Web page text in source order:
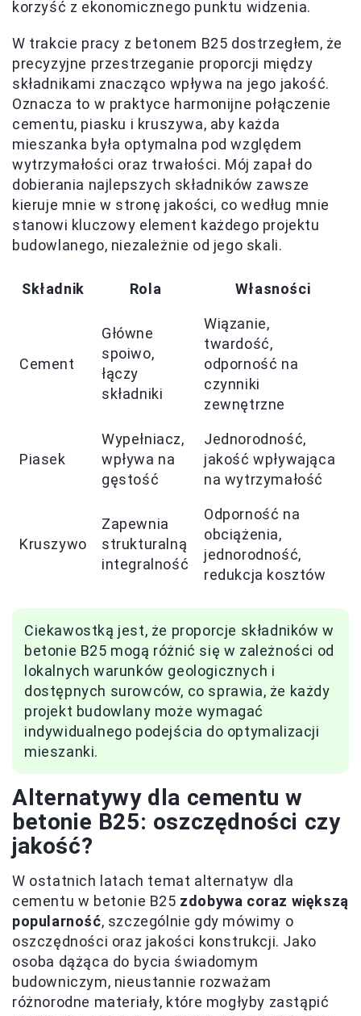
korzyść z ekonomicznego punktu widzenia.
W trakcie pracy z betonem B25 dostrzegłem, że
precyzyjne przestrzeganie proporcji między
składnikami znacząco wpływa na jego jakość.
Oznacza to w praktyce harmonijne połączenie
cementu, piasku i kruszywa, aby każda
mieszanka była optymalna pod względem
wytrzymałości oraz trwałości. Mój zapał do
dobierania najlepszych składników zawsze
kieruje mnie w stronę jakości, co według mnie
stanowi kluczowy element każdego projektu
budowlanego, niezależnie od jego skali.
Składnik Rola Własności
Cement
Główne
spoiwo,
łączy
składniki
Wiązanie,
twardość,
odporność na
czynniki
zewnętrzne
Piasek
Wypełniacz,
wpływa na
gęstość
Jednorodność,
jakość wpływająca
na wytrzymałość
Kruszywo
Zapewnia
strukturalną
integralność
Odporność na
obciążenia,
jednorodność,
redukcja kosztów
Ciekawostką jest, że proporcje składników w
betonie B25 mogą różnić się w zależności od
lokalnych warunków geologicznych i
dostępnych surowców, co sprawia, że każdy
projekt budowlany może wymagać
indywidualnego podejścia do optymalizacji
mieszanki.
Alternatywy dla cementu w
betonie B25: oszczędności czy
jakość?
W ostatnich latach temat alternatyw dla
cementu w betonie B25 zdobywa coraz większą
popularność, szczególnie gdy mówimy o
oszczędności oraz jakości konstrukcji. Jako
osoba dążąca do bycia świadomym
budowniczym, nieustannie rozważam
różnorodne materiały, które mogłyby zastąpić